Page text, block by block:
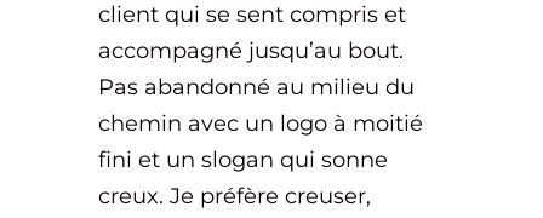
client qui se sent compris et
accompagné jusqu’au bout.
Pas abandonné au milieu du
chemin avec un logo à moitié
fini et un slogan qui sonne
creux. Je préfère creuser,